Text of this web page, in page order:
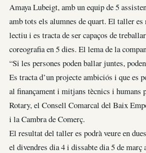
Amaya Lubeigt, amb un equip de 5
amb tots els alumnes de quart. El taller
lectiu i es tracta de ser capaços de
coreografia en 5 dies. El lema de la
“Si les persones poden ballar juntes,
Es tracta d’un projecte ambiciós i que es
al finançament i mitjans tècnics i humans
Rotary, el Consell Comarcal del Baix
i la Cambra de Comerç.
El resultat del taller es podrà veure en
el divendres dia 4 i dissabte dia 5 de